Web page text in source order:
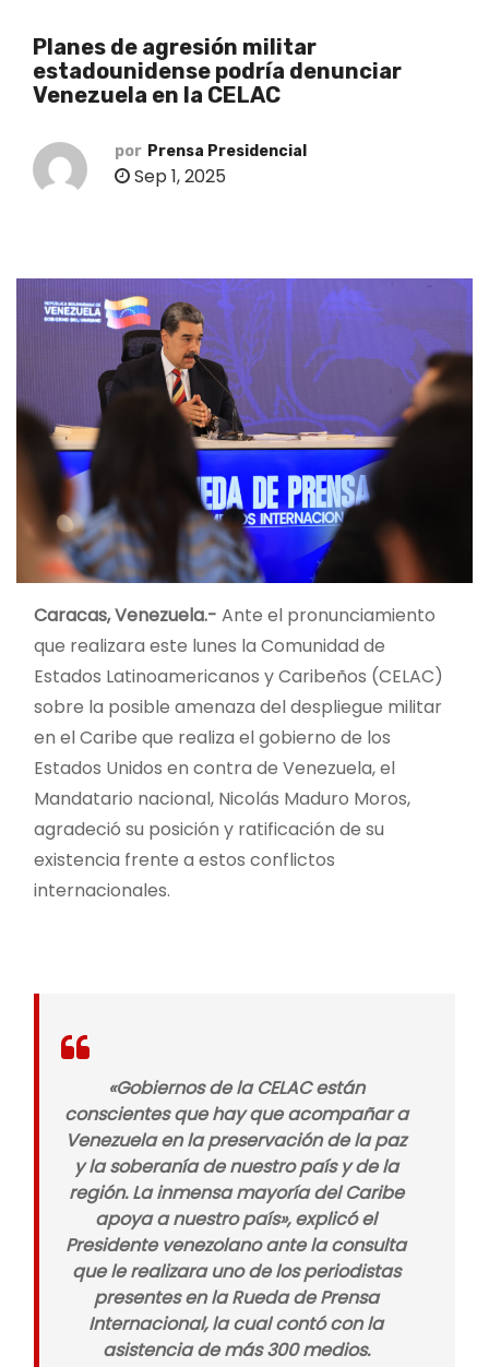
Planes de agresión militar
estadounidense podría denunciar
Venezuela en la CELAC
por Prensa Presidencial
Sep 1, 2025
Caracas, Venezuela.- Ante el pronunciamiento
que realizara este lunes la Comunidad de
Estados Latinoamericanos y Caribeños (CELAC)
sobre la posible amenaza del despliegue militar
en el Caribe que realiza el gobierno de los
Estados Unidos en contra de Venezuela, el
Mandatario nacional, Nicolás Maduro Moros,
agradeció su posición y ratificación de su
existencia frente a estos conflictos
internacionales.
«Gobiernos de la CELAC están
conscientes que hay que acompañar a
Venezuela en la preservación de la paz
y la soberanía de nuestro país y de la
región. La inmensa mayoría del Caribe
apoya a nuestro país», explicó el
Presidente venezolano ante la consulta
que le realizara uno de los periodistas
presentes en la Rueda de Prensa
Internacional, la cual contó con la
asistencia de más 300 medios.